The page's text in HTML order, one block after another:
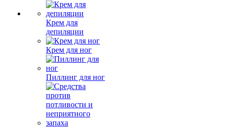
Крем для
депиляции
Крем для ног
Пиллинг для ног